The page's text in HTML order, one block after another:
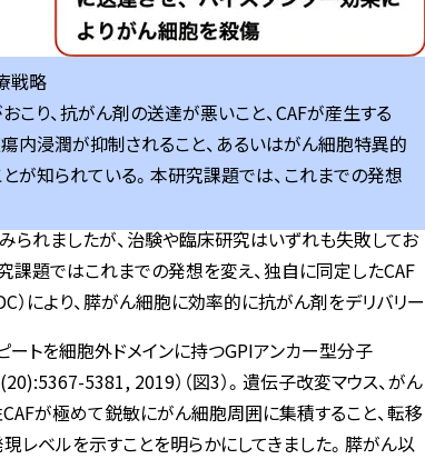
戦略
り、抗がん剤の送達が悪いこと、CAFが産生する
内浸潤が抑制されること、あるいはがん細胞特異的
が知られている。本研究課題では、これまでの発想
れましたが、治験や臨床研究はいずれも失敗してお
課題ではこれまでの発想を変え、独自に同定したCAF
により、膵がん細胞に効率的に抗がん剤をデリバリー
トを細胞外ドメインに持つGPIアンカー型分子
5381, 2019）（図3）。遺伝子改変マウス、がん
が極めて鋭敏にがん細胞周囲に集積すること、転移
レベルを示すことを明らかにしてきました。膵がん以